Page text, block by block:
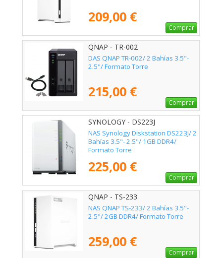
209,00 €
Comprar
QNAP - TR-002
DAS QNAP TR-002/ 2 Bahías 3.5"-
2.5"/ Formato Torre
215,00 €
Comprar
SYNOLOGY - DS223J
NAS Synology Diskstation DS223J/ 2
Bahías 3.5"- 2.5"/ 1GB DDR4/
Formato Torre
225,00 €
Comprar
QNAP - TS-233
NAS QNAP TS-233/ 2 Bahías 3.5"-
2.5"/ 2GB DDR4/ Formato Torre
259,00 €
Comprar